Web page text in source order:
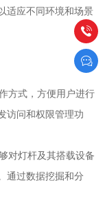
适应不同环境和场景
方式，方便用户进行
访问和权限管理功
对灯杆及其搭载设备
通过数据挖掘和分